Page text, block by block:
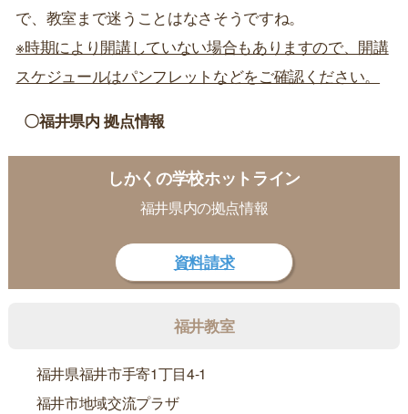
で、教室まで迷うことはなさそうですね。
※時期により開講していない場合もありますので、開講
スケジュールはパンフレットなどをご確認ください。
〇福井県内 拠点情報
しかくの学校ホットライン
福井県内の拠点情報
資料請求
福井教室
福井県福井市手寄1丁目4-1
福井市地域交流プラザ